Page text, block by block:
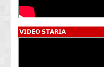
𝗩𝗜𝗗𝗘𝗢 𝗦𝗧𝗔𝗥𝗜𝗔